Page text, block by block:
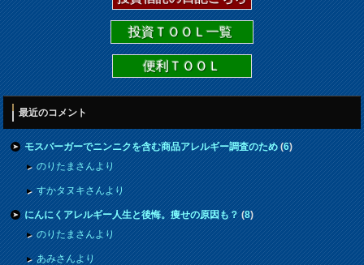
投資ＴＯＯＬ一覧
便利ＴＯＯＬ
最近のコメント
モスバーガーでニンニクを含む商品アレルギー調査のため(6)
のりたまさんより
すかタヌキさんより
にんにくアレルギー人生と後悔。痩せの原因も？(8)
のりたまさんより
あみさんより